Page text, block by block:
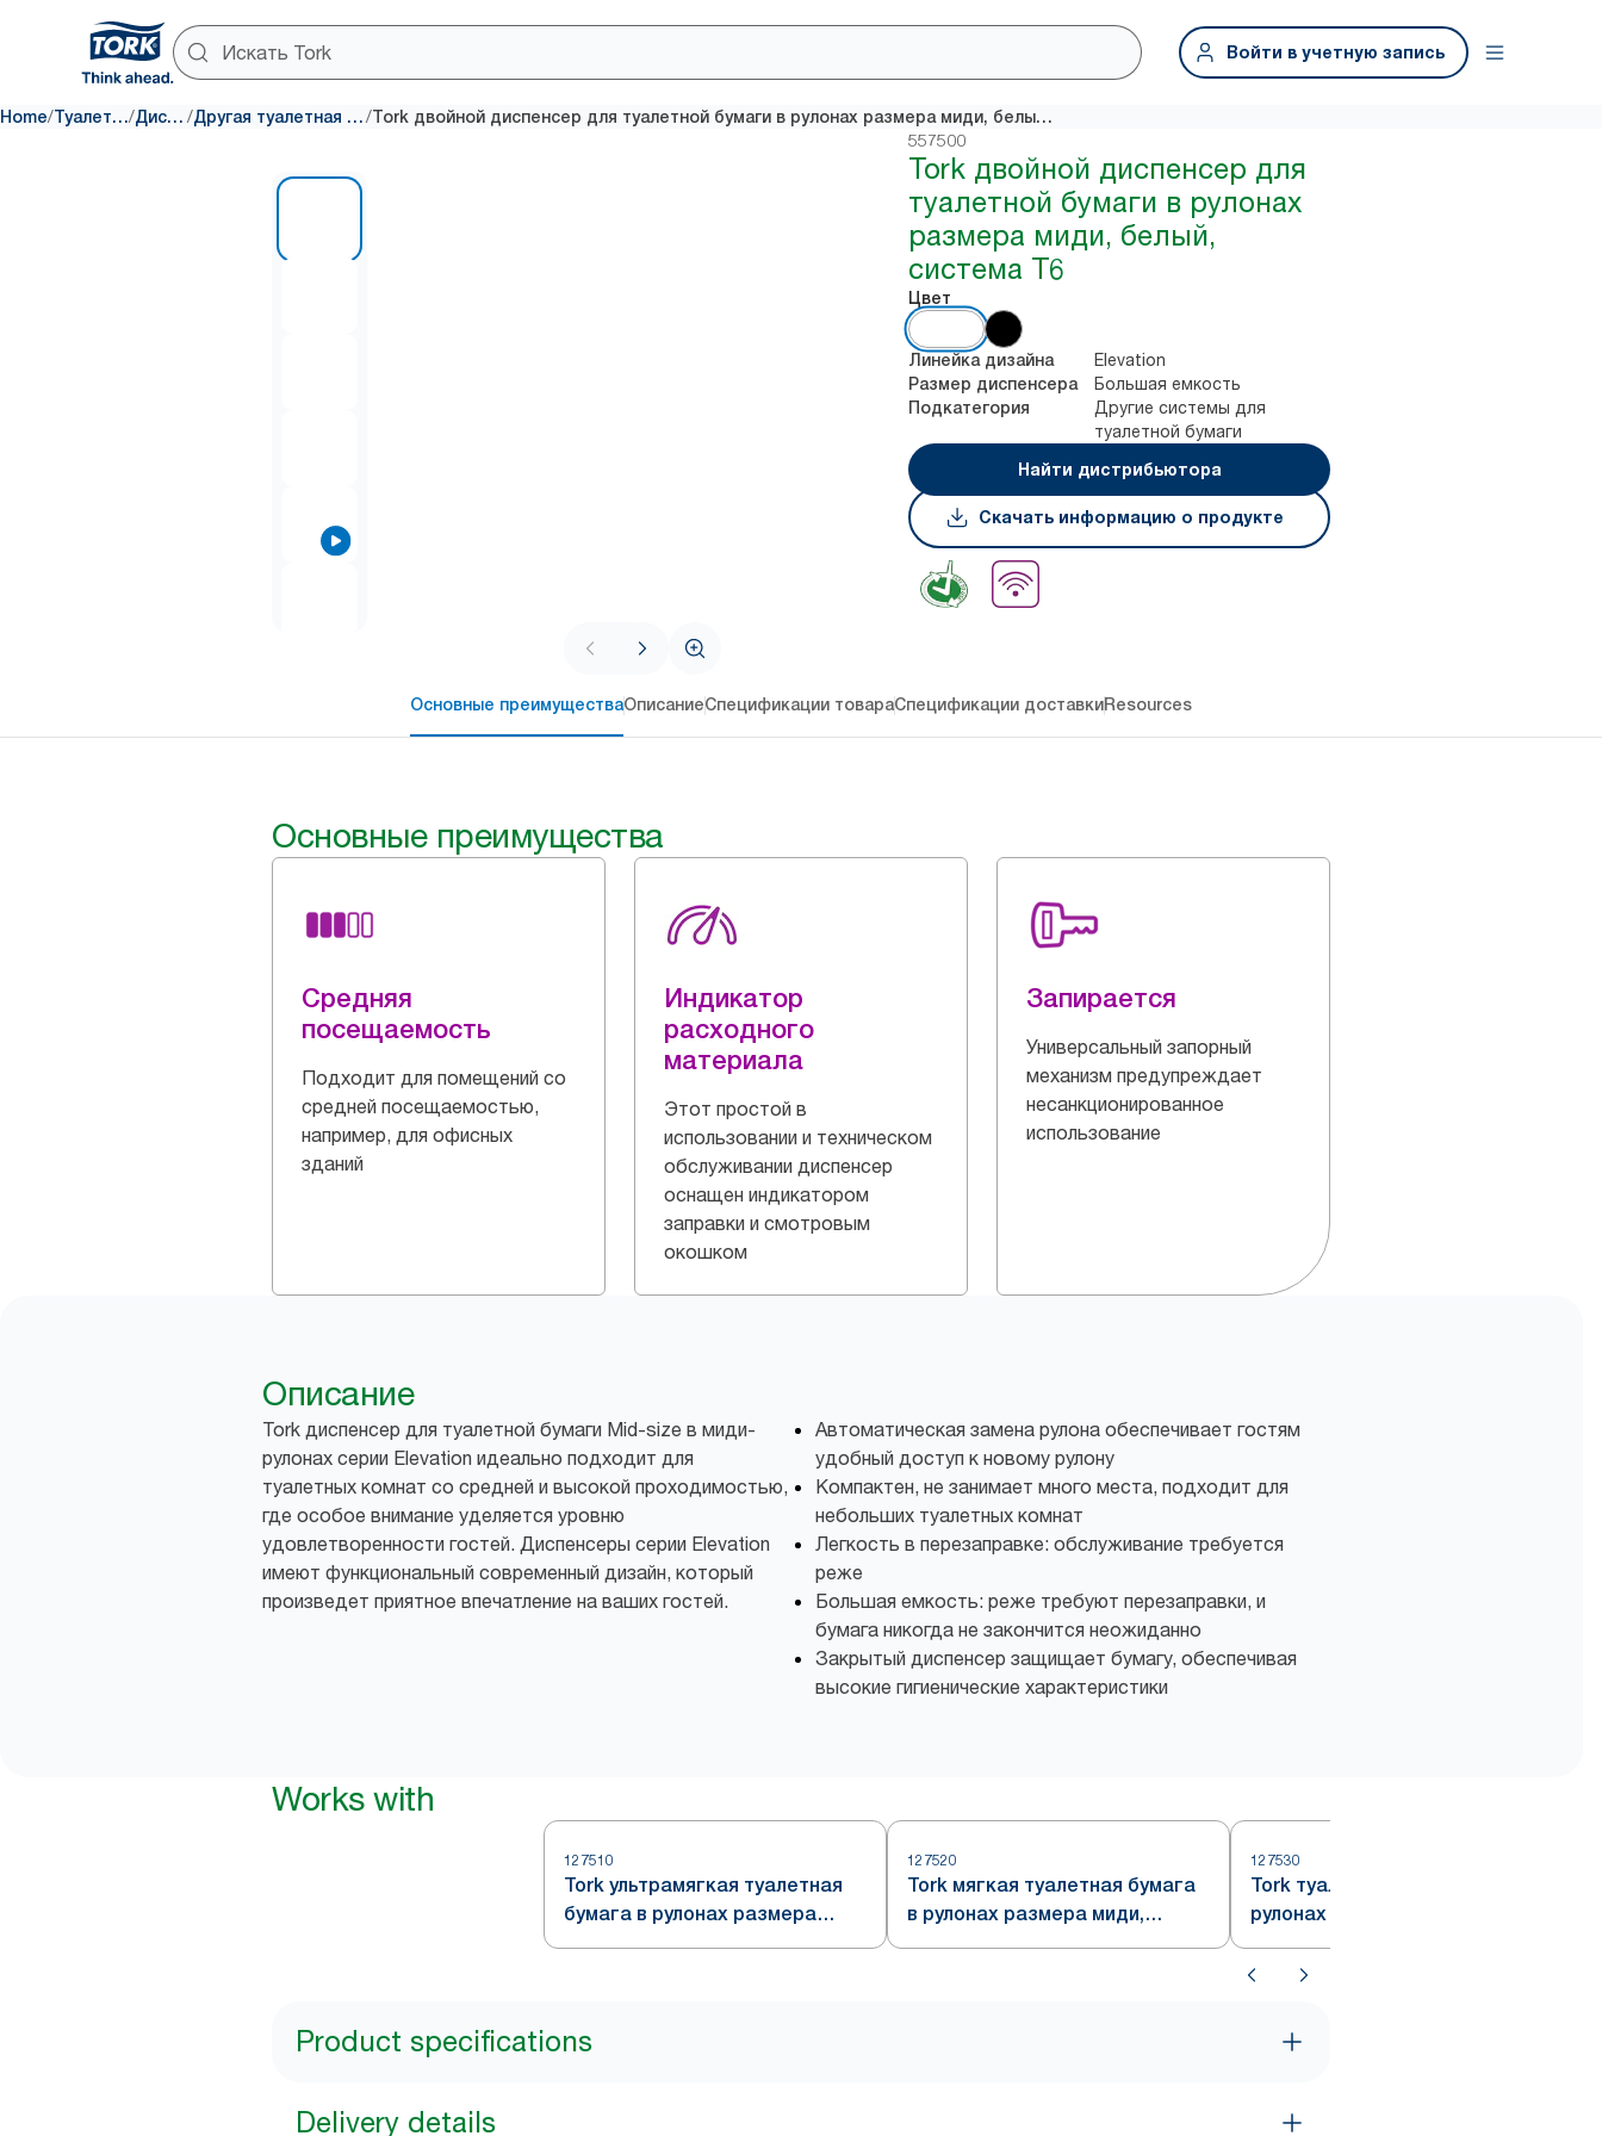
Войти в учетную запись
Home/ Туалетная бумага/ Диспенсеры / Другая туалетная бумага и диспенсеры/ Tork двойной диспенсер для туалетной бумаги в рулонах размера миди, белый, система T6
557500
Tork двойной диспенсер для
туалетной бумаги в рулонах
размера миди, белый,
система T6
Цвет
Линейка дизайна Elevation
Размер диспенсера Большая емкость
Подкатегория
Другие системы для
туалетной бумаги
Найти дистрибьютора
Скачать информацию о продукте
Основные преимуществаОписаниеСпецификации товараСпецификации доставкиResources
Основные преимущества
Средняя
посещаемость
Подходит для помещений со
средней посещаемостью,
например, для офисных
зданий
Индикатор
расходного
материала
Этот простой в
использовании и техническом
обслуживании диспенсер
оснащен индикатором
заправки и смотровым
окошком
Запирается
Универсальный запорный
механизм предупреждает
несанкционированное
использование
Описание
Tork диспенсер для туалетной бумаги Mid-size в миди-
рулонах серии Elevation идеально подходит для
туалетных комнат со средней и высокой проходимостью,
где особое внимание уделяется уровню
удовлетворенности гостей. Диспенсеры серии Elevation
имеют функциональный современный дизайн, который
произведет приятное впечатление на ваших гостей.
Автоматическая замена рулона обеспечивает гостям
удобный доступ к новому рулону
Компактен, не занимает много места, подходит для
небольших туалетных комнат
Легкость в перезаправке: обслуживание требуется
реже
Большая емкость: реже требуют перезаправки, и
бумага никогда не закончится неожиданно
Закрытый диспенсер защищает бумагу, обеспечивая
высокие гигиенические характеристики
Works with
127510
Tork ультрамягкая туалетная
бумага в рулонах размера
миди, белая, система T6
127520
Tork мягкая туалетная бумага
в рулонах размера миди,
белая, система T6
127530
Tork туалетная бумага в
рулонах размера миди, белая,
система T6
Product specifications
Delivery details